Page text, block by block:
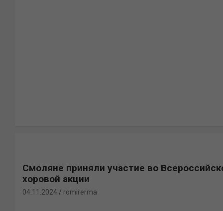
Смоляне приняли участие во
хоровой акции
04.11.2024 romirerma